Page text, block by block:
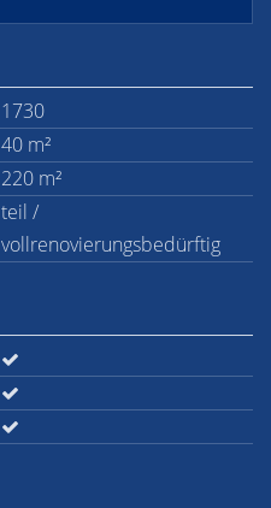
1730
40 m²
220 m²
teil /
vollrenovierungsbedürftig